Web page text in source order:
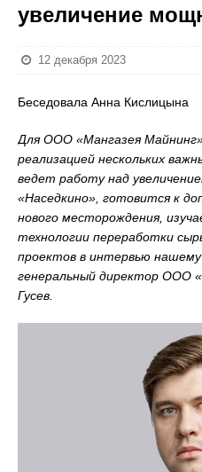
увеличение
12 декабря 2023
Беседовала Анна Кислицына
Для ООО «Мангазея
реализацией нескольких
ведет работу над
«Наседкино», готовится к
нового месторождения,
технологии переработки
проектов в интервью нашему
генеральный директор ООО
Гусев.